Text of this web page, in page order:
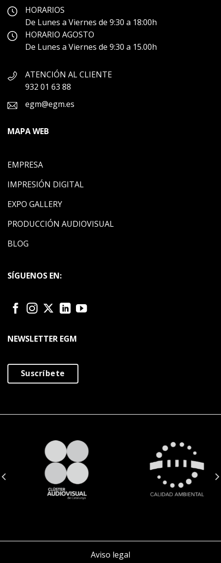
HORARIOS
De Lunes a Viernes de 9:30 a 18:00h
HORARIO AGOSTO
De Lunes a Viernes de 9:30 a 15.00h
ATENCIÓN AL CLIENTE
932 01 63 88
egm@egm.es
MAPA WEB
EMPRESA
IMPRESIÓN DIGITAL
EXPO GALLERY
PRODUCCIÓN AUDIOVISUAL
BLOG
SÍGUENOS EN:
NEWSLETTER EGM
Suscríbete
Aviso legal